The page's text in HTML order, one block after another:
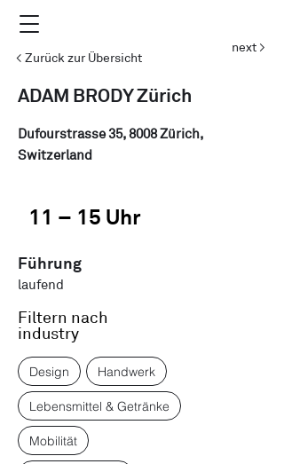
< Zurück zur Übersicht
next >
ADAM BRODY Zürich
Dufourstrasse 35, 8008 Zürich,
Switzerland
11 – 15 Uhr
Führung
laufend
Filtern nach
industry
Design Handwerk
Lebensmittel & Getränke
Mobilität